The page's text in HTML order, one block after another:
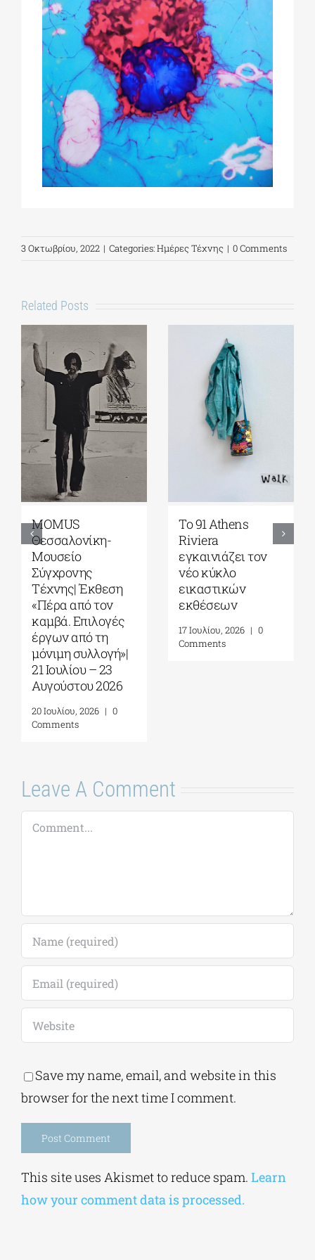
3 Οκτωβρίου, 2022 | Categories:Ημέρες Τέχνης | 0 Comments
Related Posts
Γκαλερί
Ζουμπουλάκη|
Σοφία
Παπακώστα-
Things to hold| 17
Σεπτεμβρίου – 10
Οκτωβρίου 2026
30 Ιουλίου, 2026
Comments
Έρχεται το
Platforms Project
2026| 17-20
Σεπτεμβρίου στο
Καπνεργοστάσιο
της Βουλής των
22 Ιουλίου, 2026
Leave A Comment
Save my name, email, and website in this
browser for the next time I comment.
Alternative:
how your comment data is processed.